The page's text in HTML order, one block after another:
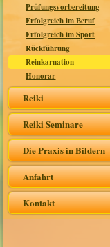
Prüfungsvorbereitung
Erfolgreich im Beruf
Erfolgreich im Sport
Rückführung
Reinkarnation
Honorar
Reiki
Reiki Seminare
Die Praxis in Bildern
Anfahrt
Kontakt